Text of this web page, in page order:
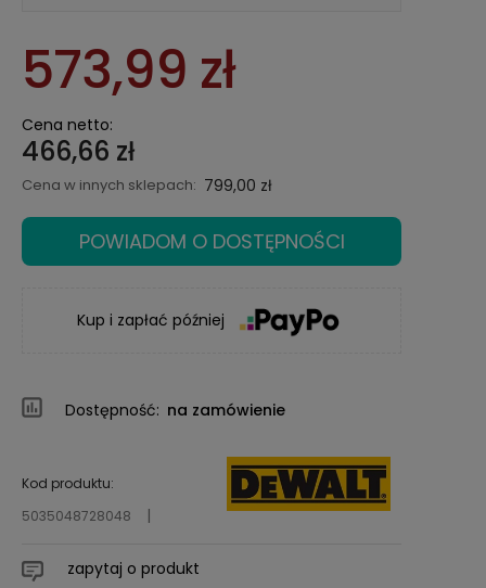
573,99 zł
Cena netto:
466,66 zł
Cena w innych sklepach: 799,00 zł
POWIADOM O DOSTĘPNOŚCI
Kup i zapłać później
Dostępność: na zamówienie
Kod produktu:
5035048728048
zapytaj o produkt